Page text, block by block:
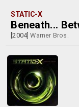
STATIC-X
Beneath...
[2004]Warner Bros.